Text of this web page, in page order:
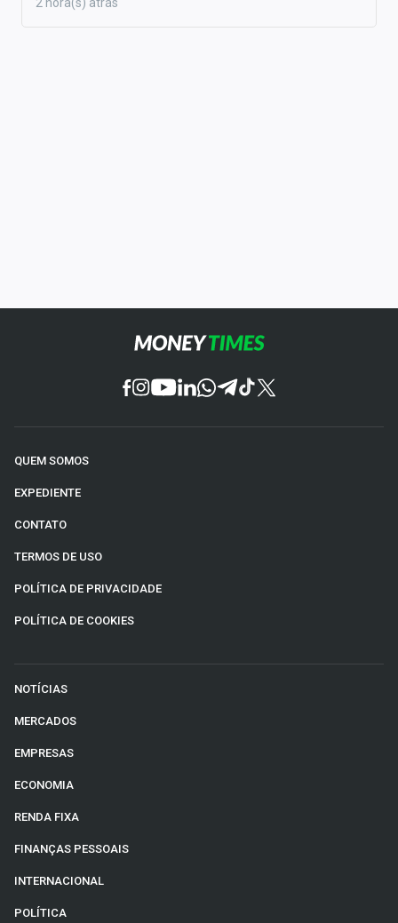
2 hora(s) atrás
QUEM SOMOS
EXPEDIENTE
CONTATO
TERMOS DE USO
POLÍTICA DE PRIVACIDADE
POLÍTICA DE COOKIES
NOTÍCIAS
MERCADOS
EMPRESAS
ECONOMIA
RENDA FIXA
FINANÇAS PESSOAIS
INTERNACIONAL
POLÍTICA